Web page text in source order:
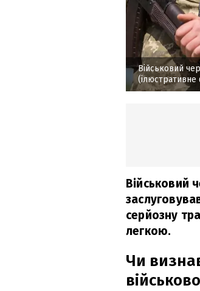
Військовий
Військовий
серйозну
легкою.
Чи